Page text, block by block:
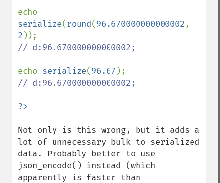
serialize(round(96.670000000000002
2
// d:96.670000000000002;
echo serialize(96.67
// d:96.670000000000002;
Not only is this wrong, but it adds a
lot of unnecessary bulk to serialized
data. Probably better to use
json_encode() instead (which
apparently is faster than